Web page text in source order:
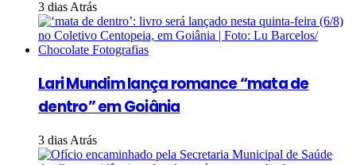
3 dias Atrás
Lari Mundim lança romance “mata de
dentro” em Goiânia
3 dias Atrás